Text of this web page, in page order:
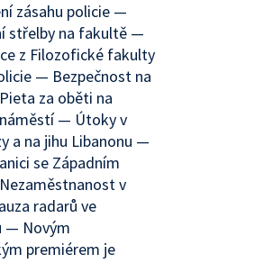
zásahu policie —
střelby na fakultě —
z Filozofické fakulty
— Bezpečnost na
za oběti na
— Útoky v
a na jihu Libanonu —
se Západním
v
radarů ve
— Novým
premiérem je